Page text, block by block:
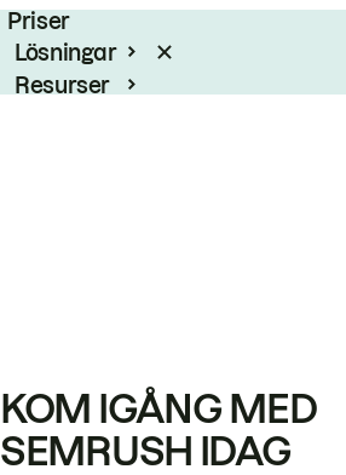
Priser
Lösningar
Resurser
KOM IGÅNG MED
SEMRUSH IDAG